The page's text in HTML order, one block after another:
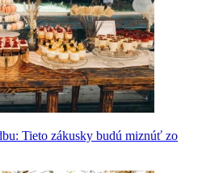
Tieto zákusky budú miznúť zo